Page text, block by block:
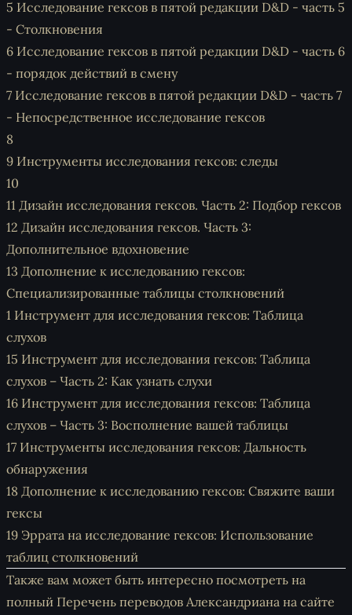
5 Исследование гексов в пятой редакции D&D - часть 5
- Столкновения
6 Исследование гексов в пятой редакции D&D - часть 6
- порядок действий в смену
7 Исследование гексов в пятой редакции D&D - часть 7
- Непосредственное исследование гексов
8
9 Инструменты исследования гексов: следы
10
11 Дизайн исследования гексов. Часть 2: Подбор гексов
12 Дизайн исследования гексов. Часть 3:
Дополнительное вдохновение
13 Дополнение к исследованию гексов:
Специализированные таблицы столкновений
1 Инструмент для исследования гексов: Таблица
слухов
15 Инструмент для исследования гексов: Таблица
слухов – Часть 2: Как узнать слухи
16 Инструмент для исследования гексов: Таблица
слухов – Часть 3: Восполнение вашей таблицы
17 Инструменты исследования гексов: Дальность
обнаружения
18 Дополнение к исследованию гексов: Свяжите ваши
гексы
19 Эррата на исследование гексов: Использование
таблиц столкновений
Также вам может быть интересно посмотреть на
полный Перечень переводов Александриана на сайте